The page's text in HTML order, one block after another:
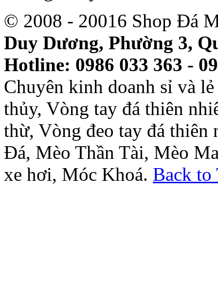
© 2008 - 20016 Shop Đá
Duy Dương, Phường 3,
Hotline: 0986 033 363 -
Chuyên kinh doanh sỉ và
thủy, Vòng tay đá thiên
thừ, Vòng đeo tay đá thiên
Đá, Mèo Thần Tài, Mèo
xe hơi, Móc Khoá. Back to